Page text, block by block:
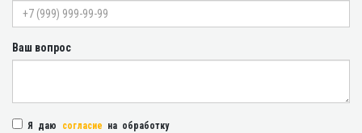
Ваш вопрос
Я даю согласие на обработку